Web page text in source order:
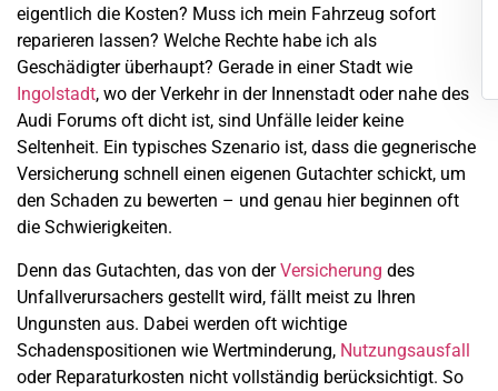
eigentlich die Kosten? Muss ich mein Fahrzeug sofort
reparieren lassen? Welche Rechte habe ich als
Geschädigter überhaupt? Gerade in einer Stadt wie
Ingolstadt, wo der Verkehr in der Innenstadt oder nahe des
Audi Forums oft dicht ist, sind Unfälle leider keine
Seltenheit. Ein typisches Szenario ist, dass die gegnerische
Versicherung schnell einen eigenen Gutachter schickt, um
den Schaden zu bewerten – und genau hier beginnen oft
die Schwierigkeiten.
Denn das Gutachten, das von derVersicherung des
Unfallverursachers gestellt wird, fällt meist zu Ihren
Ungunsten aus. Dabei werden oft wichtige
Schadenspositionen wie Wertminderung, Nutzungsausfall
oder Reparaturkosten nicht vollständig berücksichtigt. So